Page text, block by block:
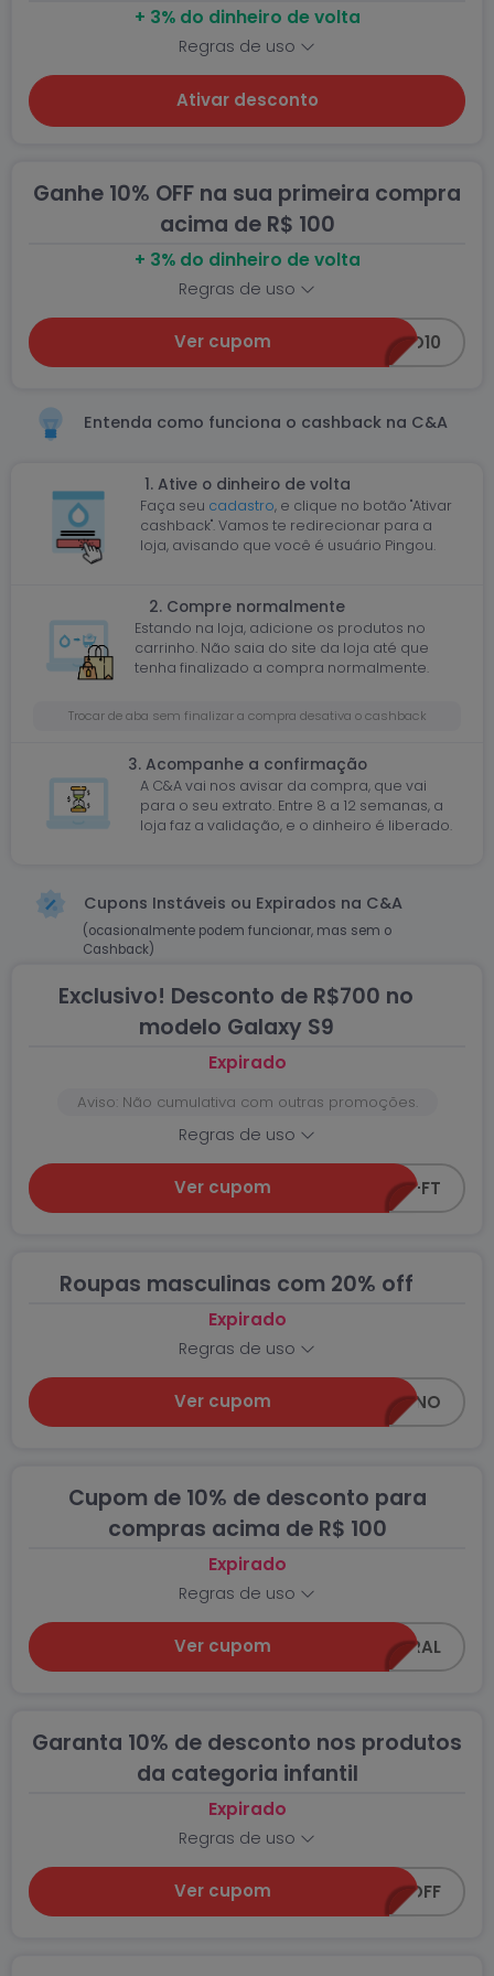
+ 3% do dinheiro de volta
Regras de uso
Ativar desconto
Ganhe 10% OFF na sua primeira compra
acima de R$ 100
+ 3% do dinheiro de volta
Regras de uso
Ver cupom BEMVINDO10
Entenda como funciona o cashback na C&A
1. Ative o dinheiro de volta
Faça seu cadastro, e clique no botão "Ativar
cashback". Vamos te redirecionar para a
loja, avisando que você é usuário Pingou.
2. Compre normalmente
Estando na loja, adicione os produtos no
carrinho. Não saia do site da loja até que
tenha finalizado a compra normalmente.
Trocar de aba sem finalizar a compra desativa o cashback
3. Acompanhe a confirmação
A C&A vai nos avisar da compra, que vai
para o seu extrato. Entre 8 a 12 semanas, a
loja faz a validação, e o dinheiro é liberado.
Cupons Instáveis ou Expirados na C&A
(ocasionalmente podem funcionar, mas sem o
Cashback)
Exclusivo! Desconto de R$700 no
modelo Galaxy S9
Expirado
Aviso: Não cumulativa com outras promoções.
Regras de uso
Ver cupom CEA-S9-FT
Roupas masculinas com 20% off
Expirado
Regras de uso
Ver cupom 20OFF-MASCULINO
Cupom de 10% de desconto para
compras acima de R$ 100
Expirado
Regras de uso
Ver cupom C0218-GERAL
Garanta 10% de desconto nos produtos
da categoria infantil
Expirado
Regras de uso
Ver cupom SUPER-10OFF